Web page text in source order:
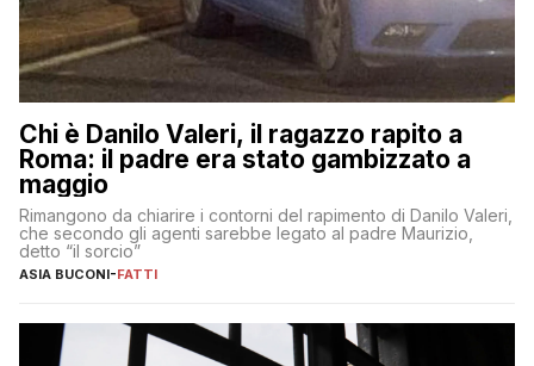
Chi è Danilo Valeri, il ragazzo rapito a
Roma: il padre era stato gambizzato a
maggio
Rimangono da chiarire i contorni del rapimento di Danilo Valeri,
che secondo gli agenti sarebbe legato al padre Maurizio,
detto “il sorcio”
ASIA BUCONI-FATTI